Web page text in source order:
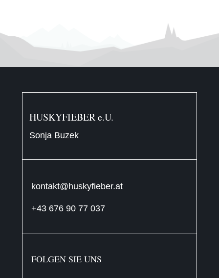
HUSKYFIEBER e.U.
Sonja Buzek
kontakt@huskyfieber.at
+43 676 90 77 037
FOLGEN SIE UNS